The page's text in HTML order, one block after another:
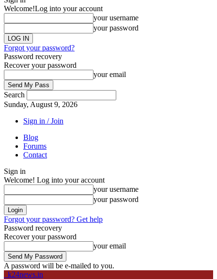
Welcome!Log into your account
your username
your password
Forgot your password?
Password recovery
Recover your password
your email
Search
Sunday, August 9, 2026
Sign in / Join
Blog
Forums
Contact
Sign in
Welcome! Log into your account
your username
your password
Forgot your password? Get help
Password recovery
Recover your password
your email
A password will be e-mailed to you.
k24news.in